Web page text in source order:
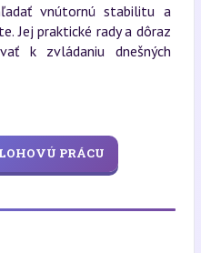
vnútornú stabilitu a
Jej praktické rady a dôraz
k zvládaniu dnešných
PRÁCU